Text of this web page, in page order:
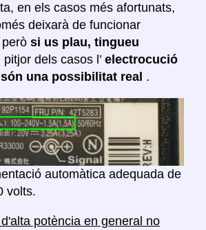
en els casos més afortunats,
deixarà de funcionar
si us plau, tingueu
pitjor dels casos l’ electrocució
una possibilitat real .
automàtica adequada de
volts.
potència en general no